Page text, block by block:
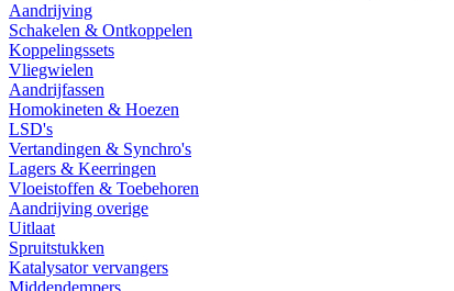
Aandrijving
Schakelen & Ontkoppelen
Koppelingssets
Vliegwielen
Aandrijfassen
Homokineten & Hoezen
LSD's
Vertandingen & Synchro's
Lagers & Keerringen
Vloeistoffen & Toebehoren
Aandrijving overige
Uitlaat
Spruitstukken
Katalysator vervangers
Middendempers